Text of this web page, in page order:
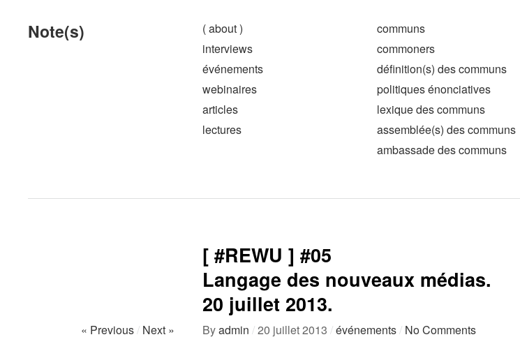
Note(s)
( about )
interviews
événements
webinaires
articles
lectures
communs
commoners
définition(s) des communs
politiques énonciatives
lexique des communs
assemblée(s) des communs
ambassade des communs
[ #REWU ] #05
Langage des nouveaux médias.
20 juillet 2013.
« Previous/ Next » Byadmin /20 juillet 2013 /événements/ No Comments